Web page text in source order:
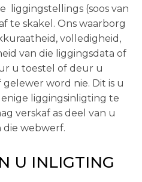
liggingstellings (soos van
te skakel. Ons waarborg
volledigheid,
van die liggingsdata of
u toestel of deur u
word nie. Dit is u
liggingsinligting te
verskaf as deel van u
webwerf.
U INLIGTING